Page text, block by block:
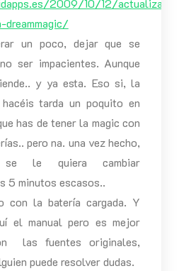
2009/10/12/actualizado-
dreammagic/
un poco, dejar que se
ser impacientes. Aunque
y ya esta. Eso si, la
tarda un poquito en
has de tener la magic con
pero na. una vez hecho,
le quiera cambiar
5 minutos escasos..
con la batería cargada. Y
el manual pero es mejor
las fuentes originales,
puede resolver dudas.